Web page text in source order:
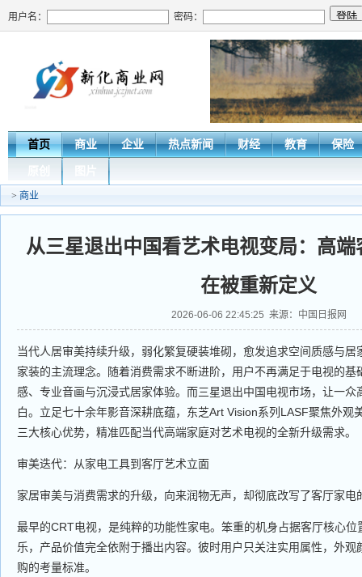
用户名： 密码：
首页 商业 企业 热点新闻 财经 教育 保险
原创 图片
> 商业
从三星退出中国看艺术电视变局：高
在被重新定义
2026-06-06 22:45:25 来源：中国日报网
当代人居审美持续升级，弱化繁复硬装堆砌，愈发追求空间质感与居
家装的主流理念。随着消费需求不断进阶，用户不再满足于电视的基
感、专业音画与沉浸式居家体验。而三星退出中国电视市场，让一众
白。立足七十余年影音深耕底蕴，东芝Art Vision系列LASF聚焦外观
三大核心优势，精准匹配当代高端家庭对艺术电视的全新升级需求。
审美迭代：从家电工具到客厅艺术立面
家居审美与消费需求的升级，向来润物无声，却彻底改写了客厅家电
最早的CRT电视，是纯粹的功能性家电。笨重的机身占据客厅核心位
乐，产品价值完全依附于播出内容。彼时用户只关注实用属性，外观
购的考量标准。